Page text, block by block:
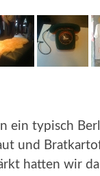
ein typisch
und
hatten wir